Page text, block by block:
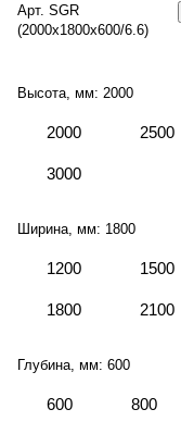
Арт. SGR
(2000x1800x600/6.6)
Высота, мм: 2000
2000 2500
3000
Ширина, мм: 1800
1200 1500
1800 2100
Глубина, мм: 600
600 800